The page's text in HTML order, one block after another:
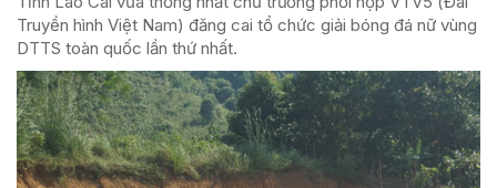
Truyền hình Việt Nam) đăng cai tổ chức giải bóng đá nữ vùng
DTTS toàn quốc lần thứ nhất.